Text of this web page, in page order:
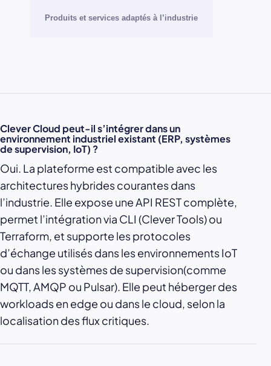
Produits et services adaptés à l’industrie
Clever Cloud peut-il s’intégrer dans un
environnement industriel existant (ERP, systèmes
de supervision, IoT) ?
Oui. La plateforme est compatible avec les
architectures hybrides courantes dans
l’industrie. Elle expose une API REST complète,
permet l’intégration via CLI (Clever Tools) ou
Terraform, et supporte les protocoles
d’échange utilisés dans les environnements IoT
ou dans les systèmes de supervision(comme
MQTT, AMQP ou Pulsar). Elle peut héberger des
workloads en edge ou dans le cloud, selon la
localisation des flux critiques.